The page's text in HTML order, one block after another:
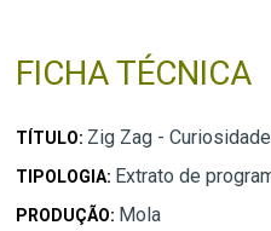
FICHA TÉCNICA
TÍTULO: Zig Zag -
TIPOLOGIA: Extrato de
PRODUÇÃO: Mola